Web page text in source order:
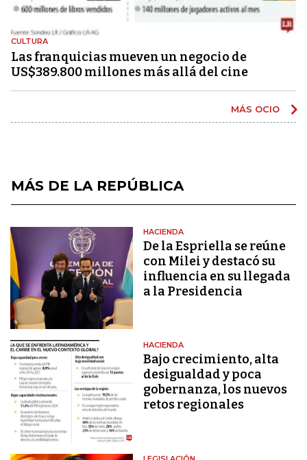
CULTURA
Las franquicias mueven un negocio de
US$389.800 millones más allá del cine
MÁS OCIO
MÁS DE LA REPÚBLICA
HACIENDA
De la Espriella se reúne
con Milei y destacó su
influencia en su llegada
a la Presidencia
HACIENDA
Bajo crecimiento, alta
desigualdad y poca
gobernanza, los nuevos
retos regionales